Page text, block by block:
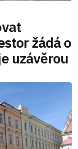
žádá o
uzávěrou